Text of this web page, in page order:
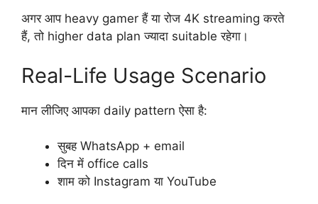
अगर आप heavy gamer हैं या रोज 4K streaming करते
हैं, तो higher data plan ज्यादा suitable रहेगा।
Real-Life Usage Scenario
मान लीजिए आपका daily pattern ऐसा है:
सुबह WhatsApp + email
दिन में office calls
शाम को Instagram या YouTube